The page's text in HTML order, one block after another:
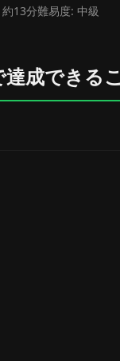
13分難易度: 中級
成できる